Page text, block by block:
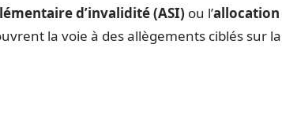
d’invalidité (ASI) ou l’allocation
la voie à des allègements ciblés sur la